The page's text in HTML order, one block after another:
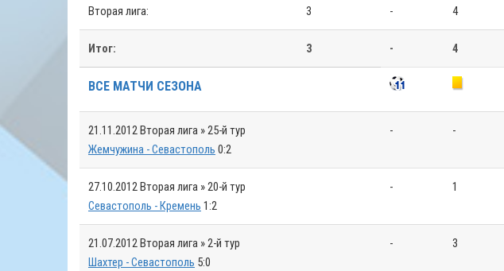
Вторая лига: 3 - 4
Итог: 3 - 4
ВСЕ МАТЧИ СЕЗОНА
21.11.2012Вторая лига » 25-й тур
Жемчужина - Севастополь 0:2
- -
27.10.2012Вторая лига » 20-й тур
Севастополь - Кремень 1:2
- 1
21.07.2012Вторая лига » 2-й тур
Шахтер - Севастополь 5:0
- 3